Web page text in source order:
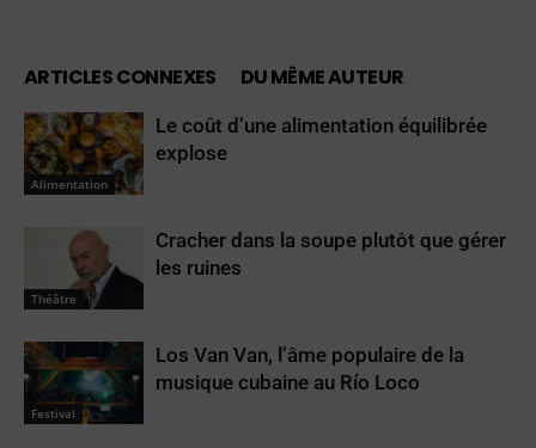
ARTICLES CONNEXES DU MÊME AUTEUR
Alimentation
Le coût d’une alimentation équilibrée
explose
Théâtre
Cracher dans la soupe plutôt que gérer
les ruines
Festival
Los Van Van, l’âme populaire de la
musique cubaine au Río Loco